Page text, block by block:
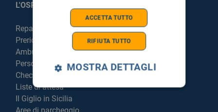
L'OSPEDALE
Reparti e Servizi
Prericovero e Hospitalist
Ambulatori
Personale
Check Up
Liste di attesa
Il Giglio in Sicilia
ACCETTA TUTTO
RIFIUTA TUTTO
MOSTRA DETTAGLI